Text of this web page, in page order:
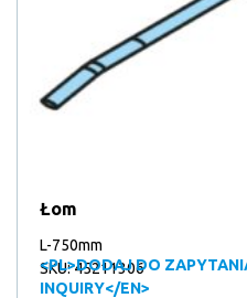
Łom
L-750mm
<PL>DODAJ DO
INQUIRY</EN>
SKU: 45211306